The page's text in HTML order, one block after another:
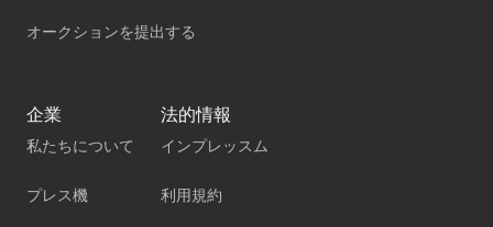
オークションを提出する
企業
私たちについて
プレス機
法的情報
インプレッスム
利用規約